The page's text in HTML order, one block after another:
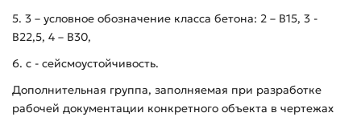
5. 3 – условное обозначение класса бетона: 2 – В15, 3 -
В22,5, 4 – В30,
6. с - сейсмоустойчивость.
Дополнительная группа, заполняемая при разработке
рабочей документации конкретного объекта в чертежах